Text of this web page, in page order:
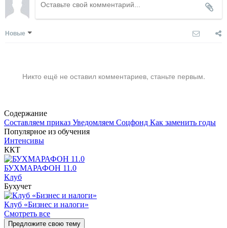
Новые
Никто ещё не оставил комментариев, станьте первым.
Содержание
Составляем приказ Уведомляем Соцфонд Как заменить годы
Популярное из обучения
Интенсивы
ККТ
БУХМАРАФОН 11.0
Клуб
Бухучет
Клуб «Бизнес и налоги»
Смотреть все
Предложите свою тему